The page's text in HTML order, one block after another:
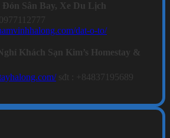
Sân Bay, Xe Du Lịch
dat-o-to/
Khách Sạn Kim’s Homestay &
sđt : +84837195689